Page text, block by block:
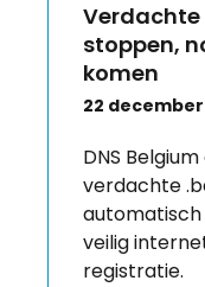
stoppen,
komen
22
DNS
verdachte
veilig
registratie.